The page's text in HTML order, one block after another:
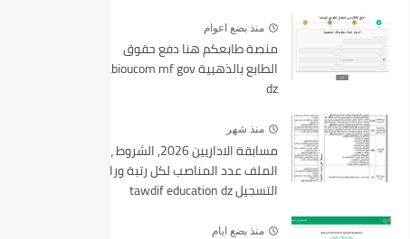
منذ بضع اعوام
منصة طابعكم هنا دفع حقوق
الطابع بالذهبية tabioucom mf gov
dz
منذ شهر
مسابقة الاداريين 2026, الشروط ،
الملف عدد المناصب لكل رتبة ورابط
التسجيل tawdif education dz
منذ بضع ايام